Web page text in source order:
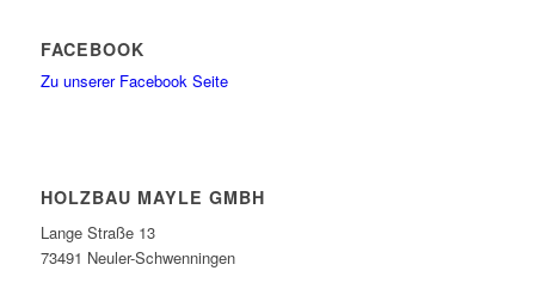
FACEBOOK
Zu unserer Facebook Seite
HOLZBAU MAYLE GMBH
Lange Straße 13
73491 Neuler-Schwenningen